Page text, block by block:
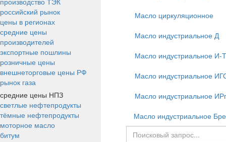
российский рынок
цены в регионах
средние цены
производителей
экспортные пошлины
розничные цены
внешнеторговые цены РФ
рынок газа
средние цены НПЗ
светлые нефтепродукты
тёмные нефтепродукты
моторное масло
битум
Масло циркуляционное
Масло индустриальное Д
Масло индустриальное И-
Масло индустриальное
Масло индустриальное
Масло индустриальное